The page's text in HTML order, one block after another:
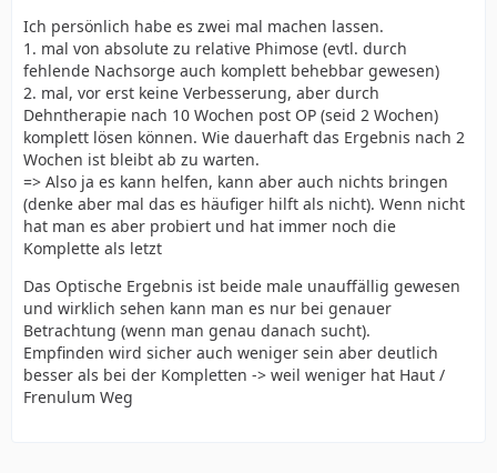
Ich persönlich habe es zwei mal machen lassen.
1. mal von absolute zu relative Phimose (evtl. durch
fehlende Nachsorge auch komplett behebbar gewesen)
2. mal, vor erst keine Verbesserung, aber durch
Dehntherapie nach 10 Wochen post OP (seid 2 Wochen)
komplett lösen können. Wie dauerhaft das Ergebnis nach 2
Wochen ist bleibt ab zu warten.
=> Also ja es kann helfen, kann aber auch nichts bringen
(denke aber mal das es häufiger hilft als nicht). Wenn nicht
hat man es aber probiert und hat immer noch die
Komplette als letzt
Das Optische Ergebnis ist beide male unauffällig gewesen
und wirklich sehen kann man es nur bei genauer
Betrachtung (wenn man genau danach sucht).
Empfinden wird sicher auch weniger sein aber deutlich
besser als bei der Kompletten -> weil weniger hat Haut /
Frenulum Weg